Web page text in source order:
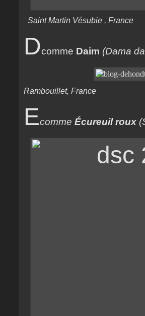
Saint Martin Vésubie , France
Dcomme Daim (Dama
Rambouillet, France
Ecomme Écureuil roux